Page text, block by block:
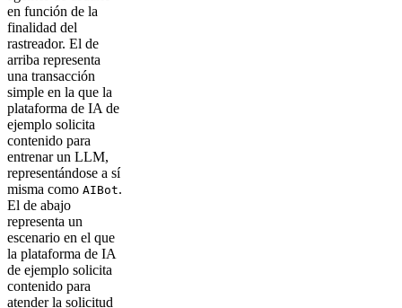
en función de la
finalidad del
rastreador. El de
arriba representa
una transacción
simple en la que la
plataforma de IA de
ejemplo solicita
contenido para
entrenar un LLM,
representándose a sí
misma como AIBot.
El de abajo
representa un
escenario en el que
la plataforma de IA
de ejemplo solicita
contenido para
atender la solicitud